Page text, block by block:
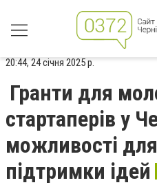
20:44, 24 січня 2025 р.
Гранти для
стартаперів у
можливості
підтримки ідей